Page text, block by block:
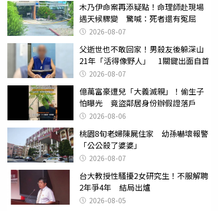
木乃伊命案再添疑點！命理師赴現場
遇天候驟變 驚喊：死者還有冤屈
2026-08-07
父逝世也不敢回家！男殺友後躲深山
21年「活得像野人」 1關鍵出面自首
2026-08-07
億萬富豪遭兒「大義滅親」！偷生子
怕曝光 竟盜鄰居身份辦假證落戶
2026-08-06
桃園8旬老婦陳屍住家 幼孫嚇壞報警
「公公殺了婆婆」
2026-08-07
台大教授性騷擾2女研究生！不服解聘
2年爭4年 結局出爐
2026-08-05